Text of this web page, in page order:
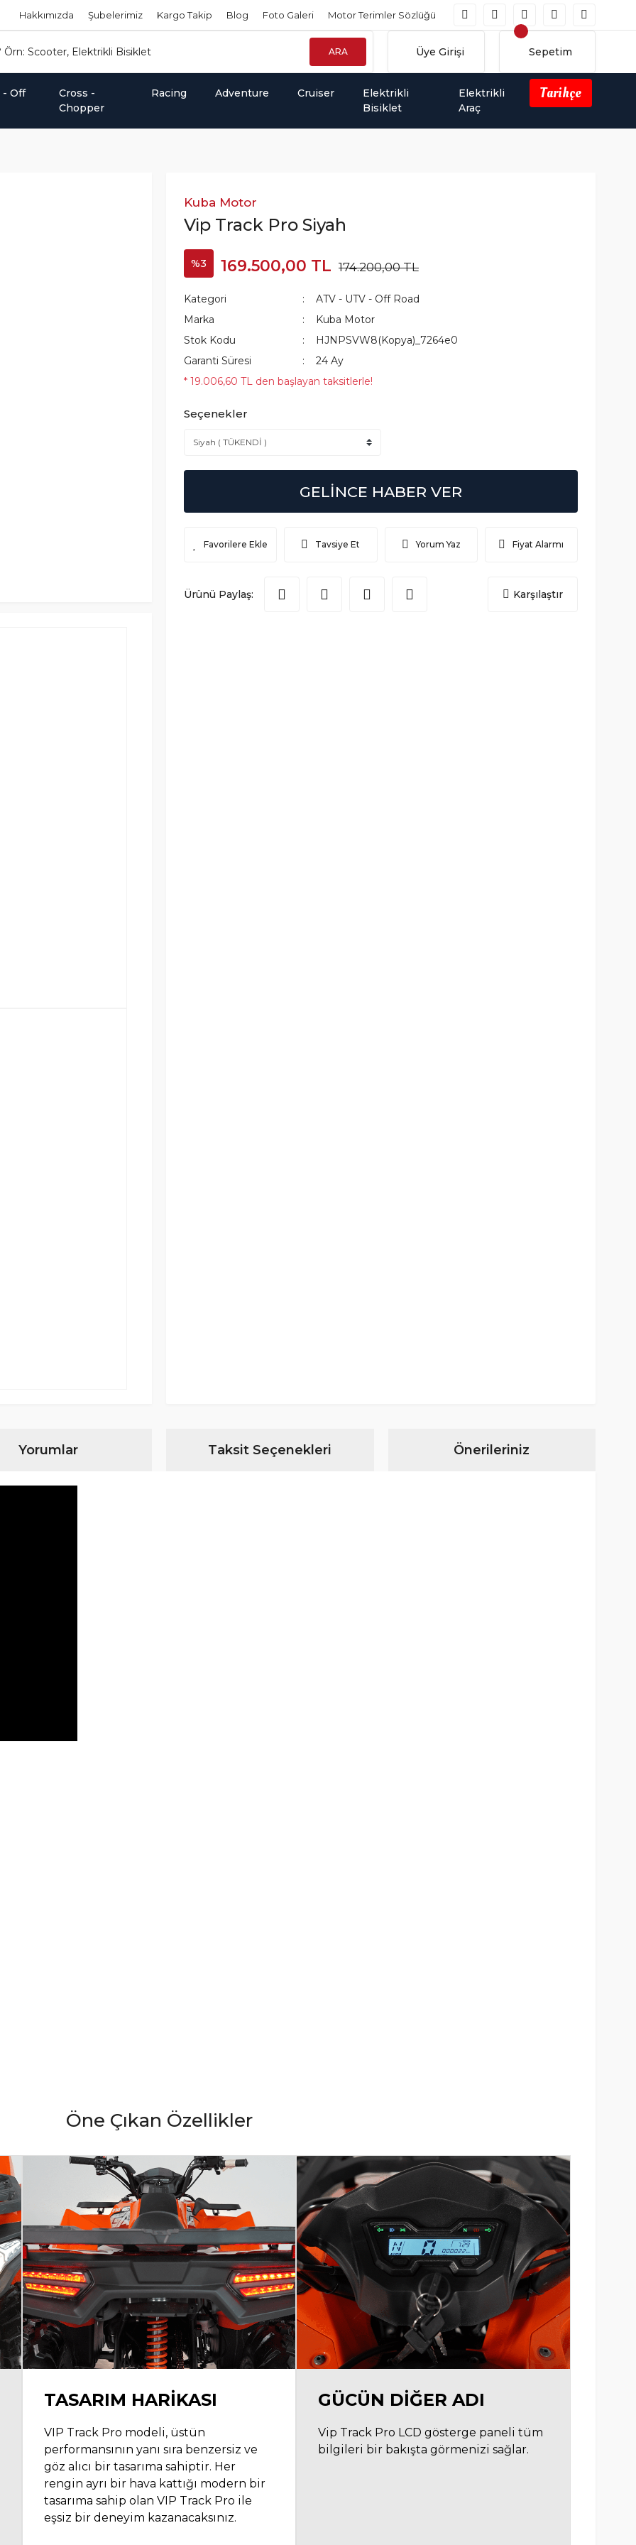
Hakkımızda Şubelerimiz Kargo Takip Blog Foto Galeri Motor Terimler Sözlüğü
ARA Üye Girişi Sepetim
- Off
Cross -
Chopper
Racing Adventure Cruiser
Elektrikli
Bisiklet
Elektrikli
Araç
Tarihçe
Kuba Motor
Vip Track Pro Siyah
%3 169.500,00 TL 174.200,00 TL
Kategori
ATV - UTV - Off Road
Marka
Kuba Motor
Stok Kodu
HJNPSVW8(Kopya)_7264e0
Garanti Süresi
24 Ay
* 19.006,60 TL den başlayan taksitlerle!
Seçenekler
GELİNCE HABER VER
Tavsiye Et Yorum Yaz Fiyat Alarmı
Ürünü Paylaş: Karşılaştır
Yorumlar Taksit Seçenekleri Önerileriniz
Öne Çıkan Özellikler
TASARIM HARIKASI
VIP Track Pro modeli, üstün
performansının yanı sıra benzersiz ve
göz alıcı bir tasarıma sahiptir. Her
rengin ayrı bir hava kattığı modern bir
tasarıma sahip olan VIP Track Pro ile
eşsiz bir deneyim kazanacaksınız.
GÜCÜN DIĞER ADI
Vip Track Pro LCD gösterge paneli tüm
bilgileri bir bakışta görmenizi sağlar.